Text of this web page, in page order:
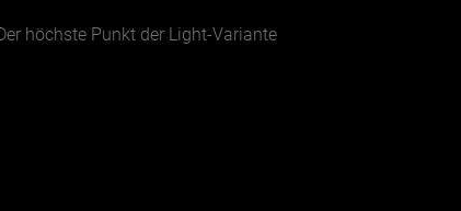
höchste Punkt der Light-Variante